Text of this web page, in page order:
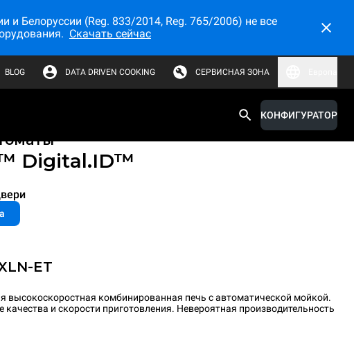
Белоруссии (Reg. 833/2014, Reg. 765/2006) не все
Скачать сейчас
BLOG DATA DRIVEN COOKING СЕРВИСНАЯ ЗОНА
КОНФИГУРАТОР
высокоскоростные
Digital.ID™
ET
высокоскоростная комбинированная печь с автоматической мойкой.
качества и скорости приготовления. Невероятная производительность